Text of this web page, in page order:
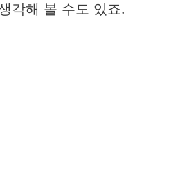
각해 볼 수도 있죠.